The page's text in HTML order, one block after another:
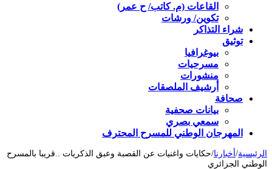
القاعات (م. كاتب/ ح عمر)
تكوين/ ورشات
شراء التذاكر
توثيق
بيوغرافيا
مسرحيات
منشورات
أرشيف الملصقات
صحافة
بيانات صحفية
سمعي بصري
المهرجان الوطني للمسرح المحترف
الرئيسية/ أخبارنا/حكايات واغنيات عن القصبة وعبق الذكريات ..قريبا بالمسرح
الوطني الجزائري